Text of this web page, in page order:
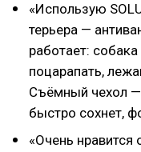
«Использую
терьера —
работает:
поцарапать,
Съёмный чехол —
быстро сохнет,
«Очень